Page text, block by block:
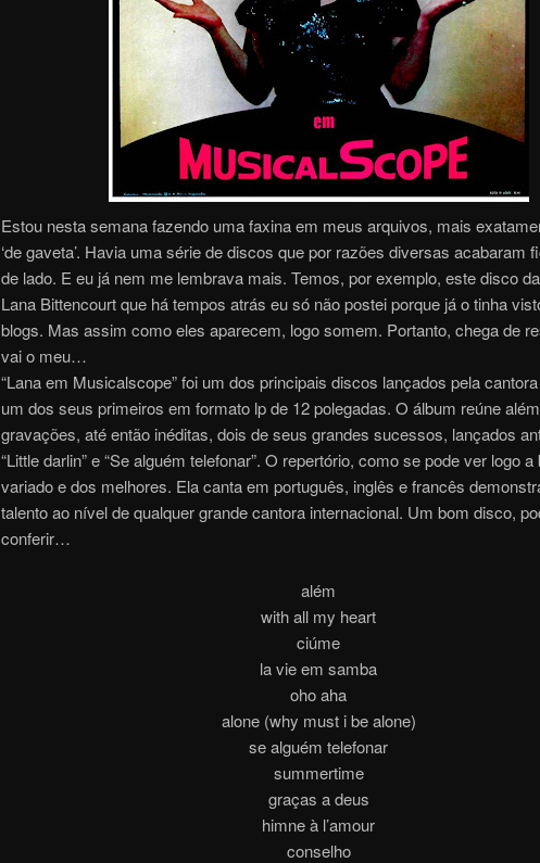
Estou nesta semana fazendo uma faxina em meus arquivos, mais
‘de gaveta’. Havia uma série de discos que por razões diversas acabaram
de lado. E eu já nem me lembrava mais. Temos, por exemplo, este disco
Lana Bittencourt que há tempos atrás eu só não postei porque já o tinha
blogs. Mas assim como eles aparecem, logo somem. Portanto, chega de
vai o meu…
“Lana em Musicalscope” foi um dos principais discos lançados pela
um dos seus primeiros em formato lp de 12 polegadas. O álbum reúne
gravações, até então inéditas, dois de seus grandes sucessos, lançados
“Little darlin” e “Se alguém telefonar”. O repertório, como se pode ver logo a
variado e dos melhores. Ela canta em português, inglês e francês
talento ao nível de qualquer grande cantora internacional. Um bom disco,
conferir…
além
with all my heart
ciúme
la vie em samba
oho aha
alone (why must i be alone)
se alguém telefonar
summertime
graças a deus
himne à l’amour
conselho